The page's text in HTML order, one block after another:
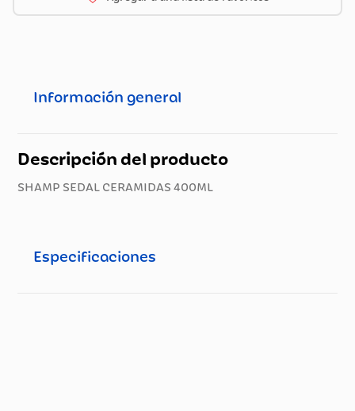
Información general
Descripción del producto
SHAMP SEDAL CERAMIDAS 400ML
Especificaciones